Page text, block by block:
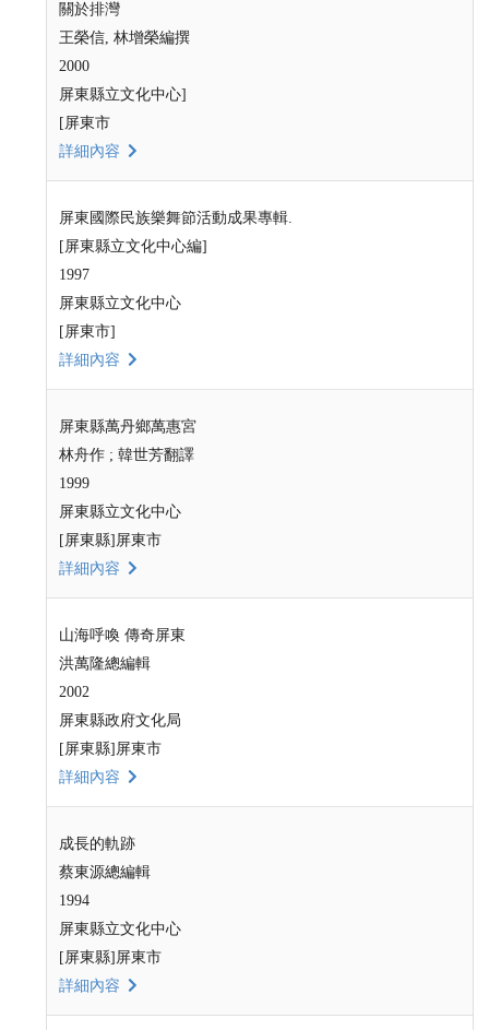
關於排灣
王榮信, 林增榮編撰
2000
屏東縣立文化中心]
[屏東市
詳細內容
屏東國際民族樂舞節活動成果專輯.
[屏東縣立文化中心編]
1997
屏東縣立文化中心
[屏東市]
詳細內容
屏東縣萬丹鄉萬惠宮
林舟作 ; 韓世芳翻譯
1999
屏東縣立文化中心
[屏東縣]屏東市
詳細內容
山海呼喚 傳奇屏東
洪萬隆總編輯
2002
屏東縣政府文化局
[屏東縣]屏東市
詳細內容
成長的軌跡
蔡東源總編輯
1994
屏東縣立文化中心
[屏東縣]屏東市
詳細內容